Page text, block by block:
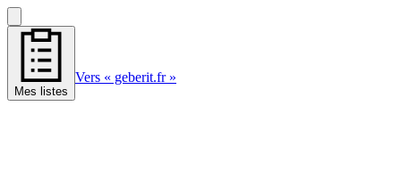
Mes listes
Vers « geberit.fr »